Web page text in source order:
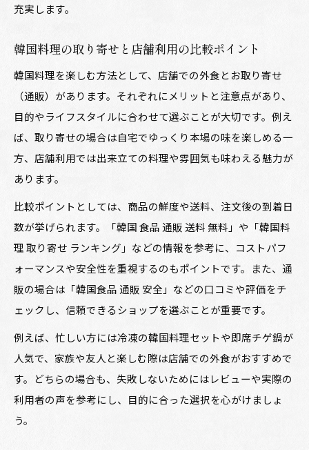
充実します。
韓国料理の取り寄せと店舗利用の比較ポイント
韓国料理を楽しむ方法として、店舗での外食とお取り寄せ
（通販）があります。それぞれにメリットと注意点があり、
目的やライフスタイルに合わせて選ぶことが大切です。例え
ば、取り寄せの場合は自宅でゆっくり本場の味を楽しめる一
方、店舗利用では出来立ての料理や雰囲気も味わえる魅力が
あります。
比較ポイントとしては、商品の鮮度や送料、注文後の到着日
数が挙げられます。「韓国 食品 通販 送料 無料」や「韓国料
理 取り寄せ ランキング」などの情報を参考に、コストパフ
ォーマンスや安全性を重視するのもポイントです。また、通
販の場合は「韓国食品 通販 安全」などの口コミや評価をチ
ェックし、信頼できるショップを選ぶことが重要です。
例えば、忙しい方には冷凍の韓国料理セットや即席チゲ鍋が
人気で、家族や友人と楽しむ際は店舗での外食がおすすめで
す。どちらの場合も、失敗しないためにはレビューや実際の
利用者の声を参考にし、目的に合った選択を心がけましょ
う。